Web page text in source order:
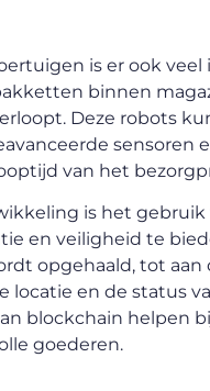
is er ook
binnen
Deze robots
van het
is het
en veiligheid te
opgehaald, tot
en de status
blockchain helpen
goederen.